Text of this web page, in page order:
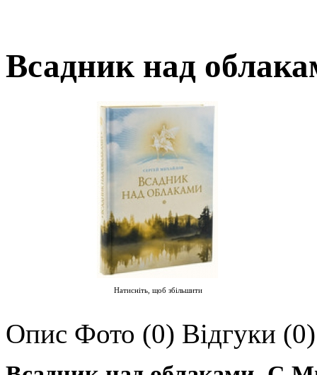
Всадник над
Натисніть, щоб збільшити
Опис Фото (0) Відгуки (0)